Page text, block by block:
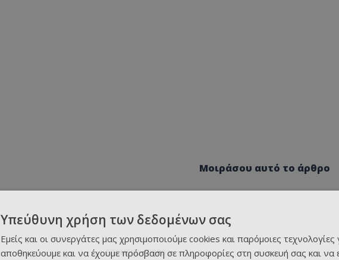
Μοιράσου αυτό το άρθρο
ΕΠΌΜΕΝΟ ΆΡΘΡΟ
Υπεύθυνη χρήση των δεδομένων σας
Εμείς και οι συνεργάτες μας χρησιμοποιούμε cookies και παρόμοιες τεχνολογίες
αποθηκεύουμε και να έχουμε πρόσβαση σε πληροφορίες στη συσκευή σας και να